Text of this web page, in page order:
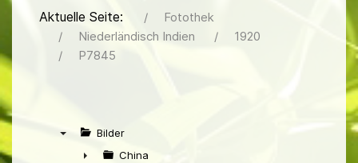
Aktuelle Seite:
Fotothek
Niederländisch Indien
1920
P7845
Bilder
China